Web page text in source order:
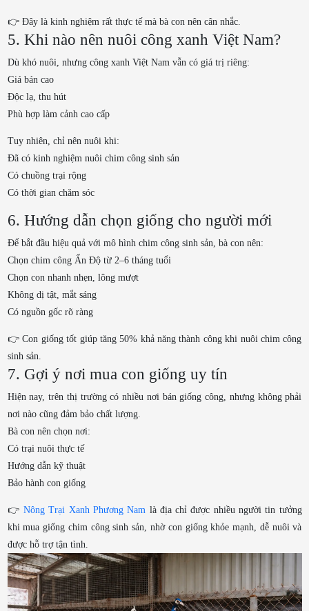
👉 Đây là kinh nghiệm rất thực tế mà bà con nên cân nhắc.
5. Khi nào nên nuôi công xanh Việt Nam?
Dù khó nuôi, nhưng công xanh Việt Nam vẫn có giá trị riêng:
Giá bán cao
Độc lạ, thu hút
Phù hợp làm cảnh cao cấp
Tuy nhiên, chỉ nên nuôi khi:
Đã có kinh nghiệm nuôi chim công sinh sản
Có chuồng trại rộng
Có thời gian chăm sóc
6. Hướng dẫn chọn giống cho người mới
Để bắt đầu hiệu quả với mô hình chim công sinh sản, bà con nên:
Chọn chim công Ấn Độ từ 2–6 tháng tuổi
Chọn con nhanh nhẹn, lông mượt
Không dị tật, mắt sáng
Có nguồn gốc rõ ràng
👉 Con giống tốt giúp tăng 50% khả năng thành công khi nuôi chim công
sinh sản.
7. Gợi ý nơi mua con giống uy tín
Hiện nay, trên thị trường có nhiều nơi bán giống công, nhưng không phải
nơi nào cũng đảm bảo chất lượng.
Bà con nên chọn nơi:
Có trại nuôi thực tế
Hướng dẫn kỹ thuật
Bảo hành con giống
👉Nông Trại Xanh Phương Nam là địa chỉ được nhiều người tin tưởng
khi mua giống chim công sinh sản, nhờ con giống khỏe mạnh, dễ nuôi và
được hỗ trợ tận tình.